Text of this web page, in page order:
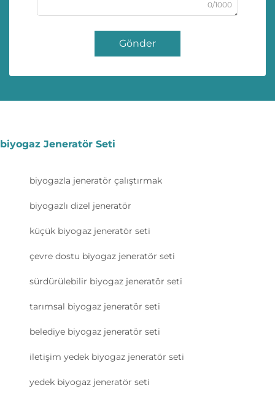
0/1000
Gönder
biyogaz Jeneratör Seti
biyogazla jeneratör çalıştırmak
biyogazlı dizel jeneratör
küçük biyogaz jeneratör seti
çevre dostu biyogaz jeneratör seti
sürdürülebilir biyogaz jeneratör seti
tarımsal biyogaz jeneratör seti
belediye biyogaz jeneratör seti
iletişim yedek biyogaz jeneratör seti
yedek biyogaz jeneratör seti